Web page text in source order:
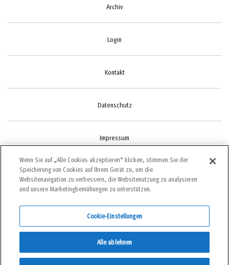
Archiv
Login
Kontakt
Datenschutz
Impressum
Cookie-Einstellungen
©2022 bergundsteigen
Wenn Sie auf „Alle Cookies akzeptieren“ klicken, stimmen Sie der
Speicherung von Cookies auf Ihrem Gerät zu, um die
Websitenavigation zu verbessern, die Websitenutzung zu analysieren
und unsere Marketingbemühungen zu unterstützen.
Cookie-Einstellungen
Alle ablehnen